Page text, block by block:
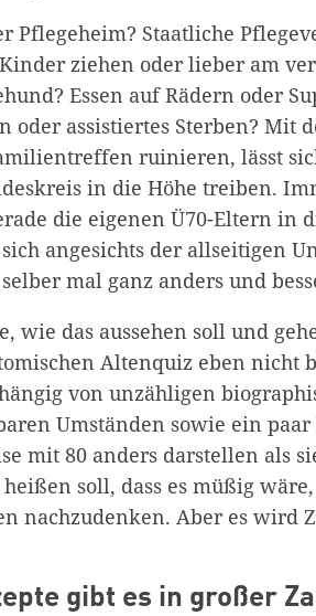
Pflegeheim? Staatliche
ziehen oder lieber am
Essen auf Rädern oder
oder assistiertes Sterben? Mit
ruinieren, lässt
in die Höhe treiben.
die eigenen Ü70-Eltern
angesichts der allseitigen
mal ganz anders und
wie das aussehen soll und
Altenquiz eben nicht
von unzähligen
Umständen sowie ein
mit 80 anders darstellen als
soll, dass es müßig
nachzudenken. Aber es wird
gibt es in großer